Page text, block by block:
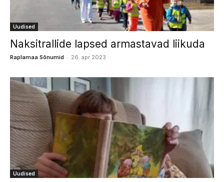
Uudised
Naksitrallide lapsed armastavad liikuda
Raplamaa Sõnumid - 26. apr 2023
Uudised